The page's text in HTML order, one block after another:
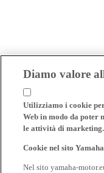
Diamo valore
Utilizziamo i cookie
Web in modo da
le attività di marketing.
Cookie nel sito
Nel sito yamaha-